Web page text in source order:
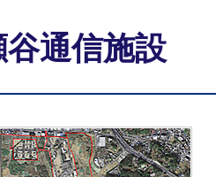
谷通信施設